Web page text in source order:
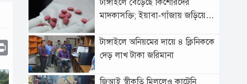
Print
টাঙ্গাইলে বেড়েছে কিশোরদের
মাদকাসক্তি; ইয়াবা-গাঁজায় জড়িয়ে
টাঙ্গাইলে অনিয়মের দায়ে ৪ ক্লিনিককে
দেড় লাখ টাকা জরিমানা
জিআই স্বীকৃতি মিললেও কাটেনি